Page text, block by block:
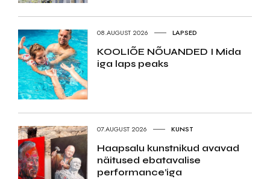
08.AUGUST 2026 LAPSED
KOOLIÕE NÕUANDED I Mida
iga laps peaks
07.AUGUST 2026 KUNST
Haapsalu kunstnikud avavad
näitused ebatavalise
performance’iga